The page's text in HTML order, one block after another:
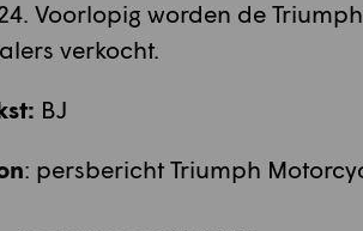
Voorlopig worden de
verkocht.
BJ
: persbericht Triumph